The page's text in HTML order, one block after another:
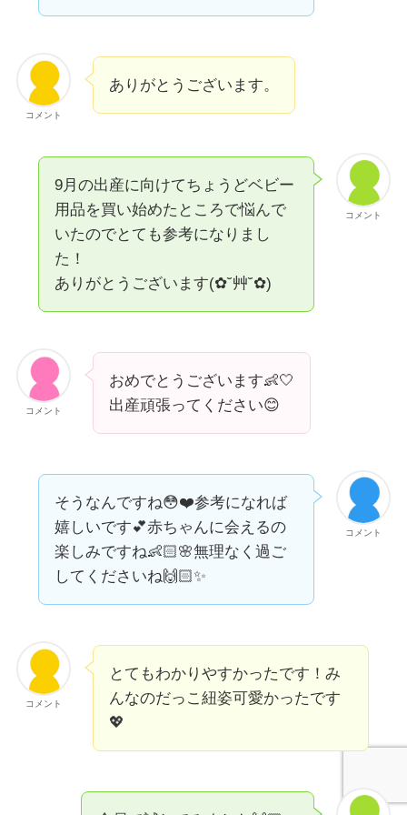
コメント
ありがとうございます。
コメント
9月の出産に向けてちょうどベビー
用品を買い始めたところで悩んで
いたのでとても参考になりまし
た‪！
ありがとうございます(✿˘艸˘✿)
コメント
おめでとうございます👶🤍
出産頑張ってください😊
コメント
そうなんですね😳❤️参考になれば
嬉しいです💕赤ちゃんに会えるの
楽しみですね👶🏻🌸無理なく過ご
してくださいね🙌🏻✨
コメント
とてもわかりやすかったです！み
んなのだっこ紐姿可愛かったです
💖